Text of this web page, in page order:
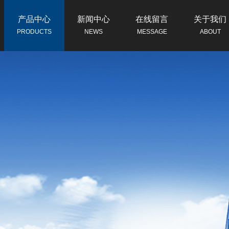
产品中心
PRODUCTS
新闻中心
NEWS
在线留言
MESSAGE
关于我们
ABOUT